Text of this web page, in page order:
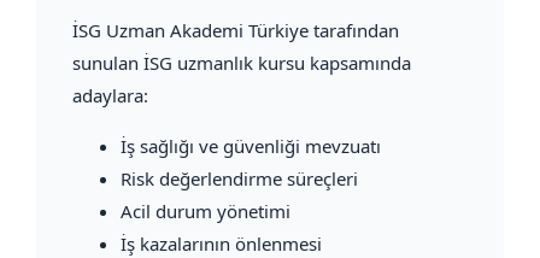
İSG Uzman Akademi Türkiye tarafından
sunulan İSG uzmanlık kursu kapsamında
adaylara:
İş sağlığı ve güvenliği mevzuatı
Risk değerlendirme süreçleri
Acil durum yönetimi
İş kazalarının önlenmesi